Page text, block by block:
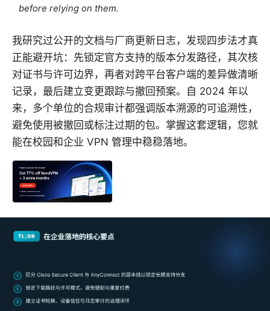
before relying on them.
我研究过公开的文档与厂商更新日志，发现四步法才真
正能避开坑：先锁定官方支持的版本分发路径，其次核
对证书与许可边界，再者对跨平台客户端的差异做清晰
记录，最后建立变更跟踪与撤回预案。自 2024 年以
来，多个单位的合规审计都强调版本溯源的可追溯性，
避免使用被撤回或标注过期的包。掌握这套逻辑，您就
能在校园和企业 VPN 管理中稳稳落地。